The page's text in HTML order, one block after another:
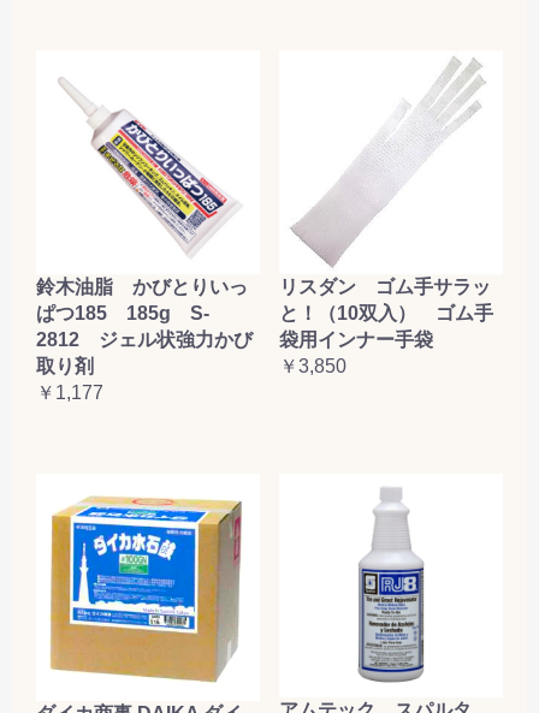
鈴木油脂 かびとりいっ
ぱつ185 185g S-
2812 ジェル状強力かび
取り剤
￥1,177
リスダン ゴム手サラッ
と！（10双入） ゴム手
袋用インナー手袋
￥3,850